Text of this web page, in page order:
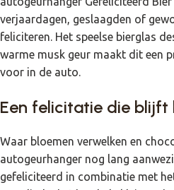
verjaardagen, geslaagden of
feliciteren. Het speelse bierglas
warme musk geur maakt dit een
voor in de auto.
Een felicitatie die blijft
Waar bloemen verwelken en
autogeurhanger nog lang
gefeliciteerd in combinatie met